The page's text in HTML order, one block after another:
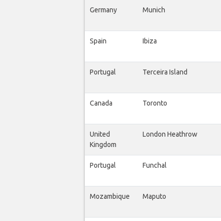
Germany Munich
Spain Ibiza
Portugal Terceira Island
Canada Toronto
United
Kingdom
London Heathrow
Portugal Funchal
Mozambique Maputo